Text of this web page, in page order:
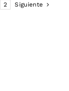
2 Siguiente